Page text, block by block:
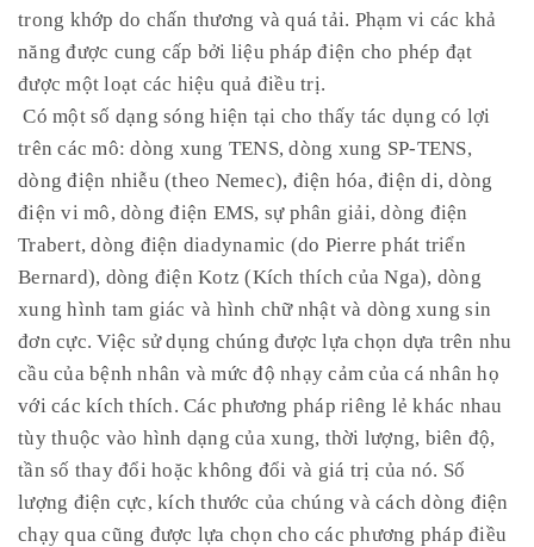
trong khớp do chấn thương và quá tải. Phạm vi các khả
năng được cung cấp bởi liệu pháp điện cho phép đạt
được một loạt các hiệu quả điều trị.
Có một số dạng sóng hiện tại cho thấy tác dụng có lợi
trên các mô: dòng xung TENS, dòng xung SP-TENS,
dòng điện nhiễu (theo Nemec), điện hóa, điện di, dòng
điện vi mô, dòng điện EMS, sự phân giải, dòng điện
Trabert, dòng điện diadynamic (do Pierre phát triển
Bernard), dòng điện Kotz (Kích thích của Nga), dòng
xung hình tam giác và hình chữ nhật và dòng xung sin
đơn cực. Việc sử dụng chúng được lựa chọn dựa trên nhu
cầu của bệnh nhân và mức độ nhạy cảm của cá nhân họ
với các kích thích. Các phương pháp riêng lẻ khác nhau
tùy thuộc vào hình dạng của xung, thời lượng, biên độ,
tần số thay đổi hoặc không đổi và giá trị của nó. Số
lượng điện cực, kích thước của chúng và cách dòng điện
chạy qua cũng được lựa chọn cho các phương pháp điều